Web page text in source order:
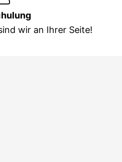
wir an Ihrer Seite!